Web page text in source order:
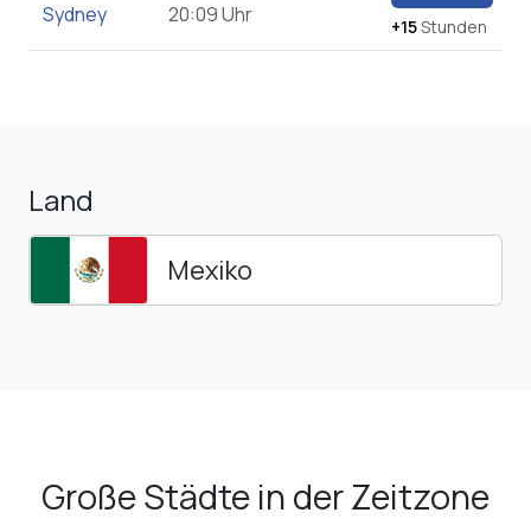
Sydney 20:09 Uhr +15Stunden
Land
Mexiko
Große Städte in der Zeitzone